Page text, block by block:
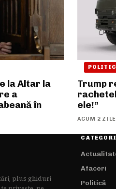
la Altar la
a
în
Trump
ele!”
ACUM 2 ZILE
plus ghiduri
Afaceri
Politică